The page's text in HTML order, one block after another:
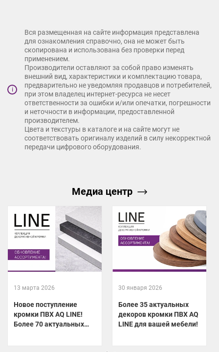
i
Вся размещенная на сайте информация представлена
для ознакомления справочно, она не может быть
скопирована и использована без проверки перед
применением.
Производители оставляют за собой право изменять
внешний вид, характеристики и комплектацию товара,
предварительно не уведомляя продавцов и потребителей,
при этом владелец интернет-ресурса не несет
ответственности за ошибки и/или опечатки, погрешности
и неточности в информации, предоставленной
производителем.
Цвета и текстуры в каталоге и на сайте могут не
соответствовать оригиналу изделий в силу некорректной
передачи цифрового оборудования.
Медиа центр
13 марта 2026
Новое поступление
кромки ПВХ AQ LINE!
Более 70 актуальных
30 января 2026
Более 35 актуальных
декоров кромки ПВХ AQ
LINE для вашей мебели!